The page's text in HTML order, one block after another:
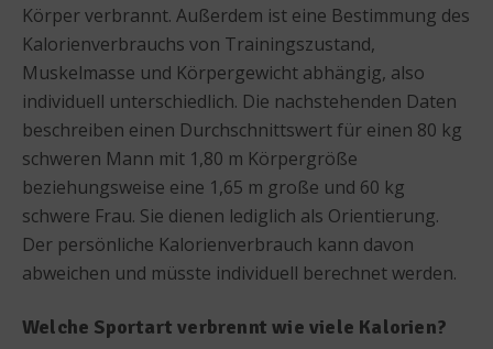
Körper verbrannt. Außerdem ist eine Bestimmung des
Kalorienverbrauchs von Trainingszustand,
Muskelmasse und Körpergewicht abhängig, also
individuell unterschiedlich. Die nachstehenden Daten
beschreiben einen Durchschnittswert für einen 80 kg
schweren Mann mit 1,80 m Körpergröße
beziehungsweise eine 1,65 m große und 60 kg
schwere Frau. Sie dienen lediglich als Orientierung.
Der persönliche Kalorienverbrauch kann davon
abweichen und müsste individuell berechnet werden.
Welche Sportart verbrennt wie viele Kalorien?